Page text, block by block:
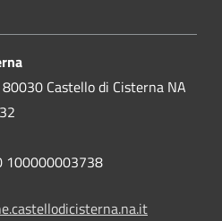
Castello di Cisterna NA
100000003738